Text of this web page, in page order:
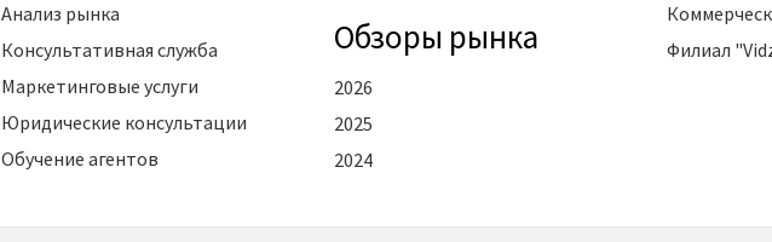
Анализ рынка
Консультативная служба
Маркетинговые услуги
Юридические консультации
Обучение агентов
Oбзоры рынка
2026
2025
2024
Филиал